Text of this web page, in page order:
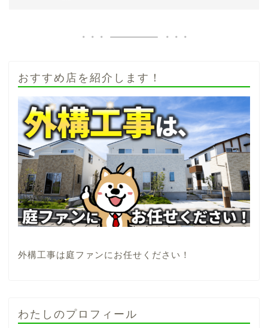
おすすめ店を紹介します！
外構工事は庭ファンにお任せください！
わたしのプロフィール